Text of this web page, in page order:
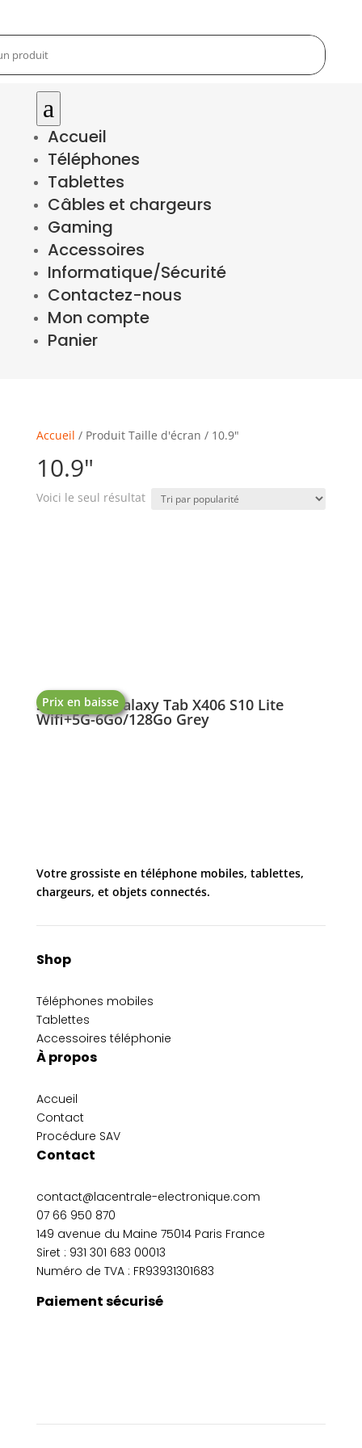
a
Accueil
Téléphones
Tablettes
Câbles et chargeurs
Gaming
Accessoires
Informatique/Sécurité
Contactez-nous
Mon compte
Panier
Accueil / Produit Taille d'écran / 10.9"
10.9"
Voici le seul résultat
Prix en baisse
SAMSUNG Galaxy Tab X406 S10 Lite
Wifi+5G-6Go/128Go Grey
Votre grossiste en téléphone mobiles, tablettes,
chargeurs, et objets connectés.
Shop
Téléphones mobiles
Tablettes
Accessoires téléphonie
À propos
Accueil
Contact
Procédure SAV
Contact
contact@lacentrale-electronique.com
07 66 950 870
149 avenue du Maine 75014 Paris France
Siret : 931 301 683 00013
Numéro de TVA : FR93931301683
Paiement sécurisé